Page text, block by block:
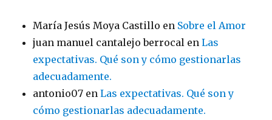
María Jesús Moya Castillo en Sobre el Amor
juan manuel cantalejo berrocal enLas
expectativas. Qué son y cómo gestionarlas
adecuadamente.
antonio07 enLas expectativas. Qué son y
cómo gestionarlas adecuadamente.